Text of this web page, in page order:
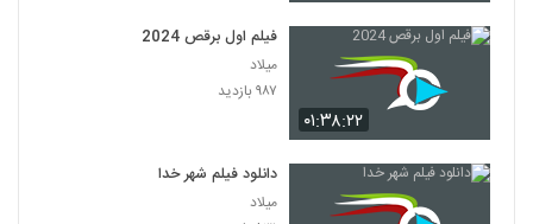
۰۱:۳۸:۲۲
فیلم اول برقص 2024
میلاد
۹۸۷ بازدید
دانلود فیلم شهر خدا
میلاد